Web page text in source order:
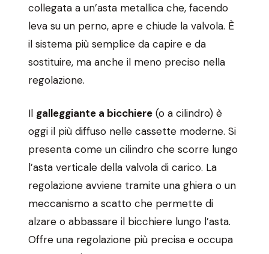
collegata a un’asta metallica che, facendo
leva su un perno, apre e chiude la valvola. È
il sistema più semplice da capire e da
sostituire, ma anche il meno preciso nella
regolazione.
Il galleggiante a bicchiere (o a cilindro) è
oggi il più diffuso nelle cassette moderne. Si
presenta come un cilindro che scorre lungo
l’asta verticale della valvola di carico. La
regolazione avviene tramite una ghiera o un
meccanismo a scatto che permette di
alzare o abbassare il bicchiere lungo l’asta.
Offre una regolazione più precisa e occupa